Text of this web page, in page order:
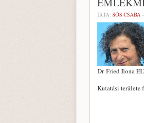
ÍRTA: SÓS CSABA -
Dr. Fried Ilona
Kutatási területe